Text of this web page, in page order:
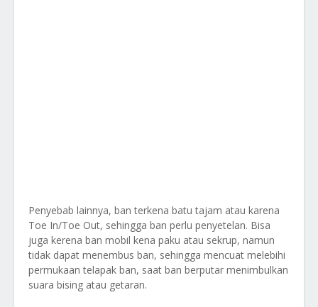
Penyebab lainnya, ban terkena batu tajam atau karena
Toe In/Toe Out, sehingga ban perlu penyetelan. Bisa
juga kerena ban mobil kena paku atau sekrup, namun
tidak dapat menembus ban, sehingga mencuat melebihi
permukaan telapak ban, saat ban berputar menimbulkan
suara bising atau getaran.